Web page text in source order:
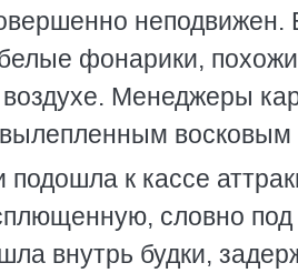
фонарики,
Менеджеры
восковым
к кассе
словно
внутрь будки,